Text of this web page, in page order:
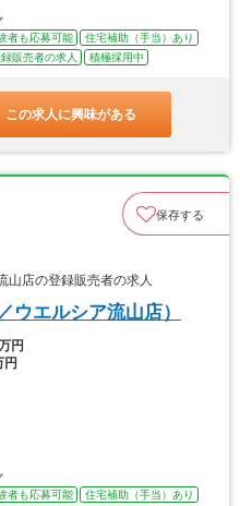
者も応募可能
住宅補助（手当）あり
販売者の求人 積極採用中
この求人に興味がある
保存する
店の登録販売者の求人
ウエルシア流山店）
円
円
者も応募可能
住宅補助（手当）あり